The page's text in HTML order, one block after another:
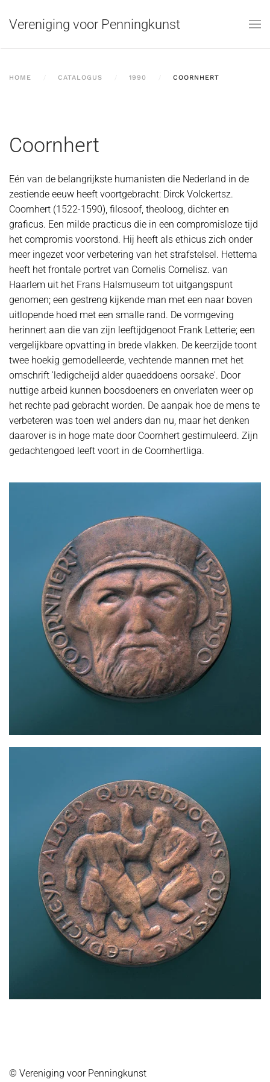
Skip to main content
Vereniging voor Penningkunst
HOME CATALOGUS 1990 COORNHERT
Coornhert
Eén van de belangrijkste humanisten die Nederland in de
zestiende eeuw heeft voortgebracht: Dirck Volckertsz.
Coornhert (1522-1590), filosoof, theoloog, dichter en
graficus. Een milde practicus die in een compromisloze tijd
het compromis voorstond. Hij heeft als ethicus zich onder
meer ingezet voor verbetering van het strafstelsel. Hettema
heeft het frontale portret van Cornelis Cornelisz. van
Haarlem uit het Frans Halsmuseum tot uitgangspunt
genomen; een gestreng kijkende man met een naar boven
uitlopende hoed met een smalle rand. De vormgeving
herinnert aan die van zijn leeftijdgenoot Frank Letterie; een
vergelijkbare opvatting in brede vlakken. De keerzijde toont
twee hoekig gemodelleerde, vechtende mannen met het
omschrift 'ledigcheijd alder quaeddoens oorsake'. Door
nuttige arbeid kunnen boosdoeners en onverlaten weer op
het rechte pad gebracht worden. De aanpak hoe de mens te
verbeteren was toen wel anders dan nu, maar het denken
daarover is in hoge mate door Coornhert gestimuleerd. Zijn
gedachtengoed leeft voort in de Coornhertliga.
© Vereniging voor Penningkunst